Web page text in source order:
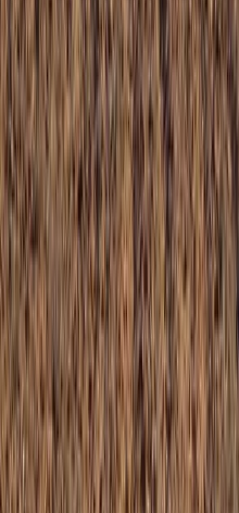
Usamos cookies para mejorar tu
sitio. Puedes aceptar, rechazar o
Configurar Rechazar Aceptar